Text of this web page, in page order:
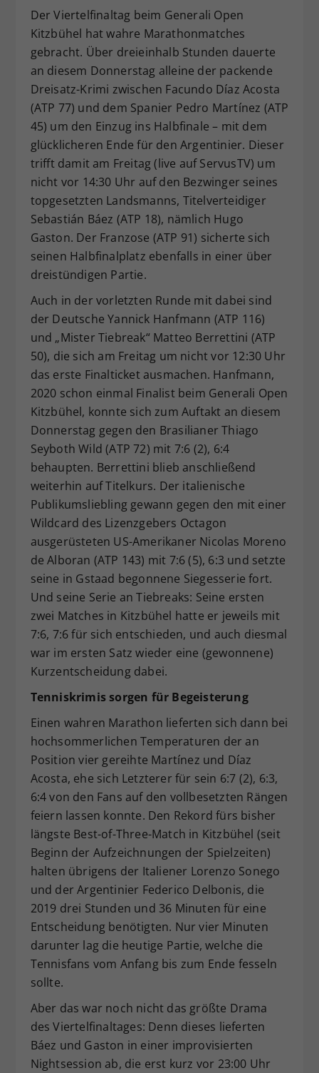
Der Viertelfinaltag beim Generali Open
Kitzbühel hat wahre Marathonmatches
gebracht. Über dreieinhalb Stunden dauerte
an diesem Donnerstag alleine der packende
Dreisatz-Krimi zwischen Facundo Díaz Acosta
(ATP 77) und dem Spanier Pedro Martínez (ATP
45) um den Einzug ins Halbfinale – mit dem
glücklicheren Ende für den Argentinier. Dieser
trifft damit am Freitag (live auf ServusTV) um
nicht vor 14:30 Uhr auf den Bezwinger seines
topgesetzten Landsmanns, Titelverteidiger
Sebastián Báez (ATP 18), nämlich Hugo
Gaston. Der Franzose (ATP 91) sicherte sich
seinen Halbfinalplatz ebenfalls in einer über
dreistündigen Partie.
Auch in der vorletzten Runde mit dabei sind
der Deutsche Yannick Hanfmann (ATP 116)
und „Mister Tiebreak“ Matteo Berrettini (ATP
50), die sich am Freitag um nicht vor 12:30 Uhr
das erste Finalticket ausmachen. Hanfmann,
2020 schon einmal Finalist beim Generali Open
Kitzbühel, konnte sich zum Auftakt an diesem
Donnerstag gegen den Brasilianer Thiago
Seyboth Wild (ATP 72) mit 7:6 (2), 6:4
behaupten. Berrettini blieb anschließend
weiterhin auf Titelkurs. Der italienische
Publikumsliebling gewann gegen den mit einer
Wildcard des Lizenzgebers Octagon
ausgerüsteten US-Amerikaner Nicolas Moreno
de Alboran (ATP 143) mit 7:6 (5), 6:3 und setzte
seine in Gstaad begonnene Siegesserie fort.
Und seine Serie an Tiebreaks: Seine ersten
zwei Matches in Kitzbühel hatte er jeweils mit
7:6, 7:6 für sich entschieden, und auch diesmal
war im ersten Satz wieder eine (gewonnene)
Kurzentscheidung dabei.
Tenniskrimis sorgen für Begeisterung
Einen wahren Marathon lieferten sich dann bei
hochsommerlichen Temperaturen der an
Position vier gereihte Martínez und Díaz
Acosta, ehe sich Letzterer für sein 6:7 (2), 6:3,
6:4 von den Fans auf den vollbesetzten Rängen
feiern lassen konnte. Den Rekord fürs bisher
längste Best-of-Three-Match in Kitzbühel (seit
Beginn der Aufzeichnungen der Spielzeiten)
halten übrigens der Italiener Lorenzo Sonego
und der Argentinier Federico Delbonis, die
2019 drei Stunden und 36 Minuten für eine
Entscheidung benötigten. Nur vier Minuten
darunter lag die heutige Partie, welche die
Tennisfans vom Anfang bis zum Ende fesseln
sollte.
Aber das war noch nicht das größte Drama
des Viertelfinaltages: Denn dieses lieferten
Báez und Gaston in einer improvisierten
Nightsession ab, die erst kurz vor 23:00 Uhr
Zweck
Dieser Wert speichert Ihre Consent-
Einstellungen. Unter anderem eine
zufällig generierte ID, für die
historische Speicherung Ihrer
vorgenommen Einstellungen, falls der
Webseiten-Betreiber dies eingestellt
hat.